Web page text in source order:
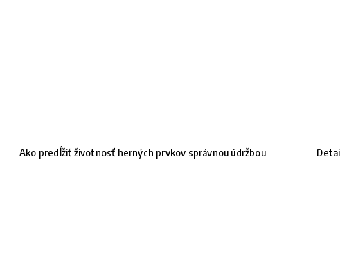
Ako predĺžiť životnosť herných prvkov správnou údržbou